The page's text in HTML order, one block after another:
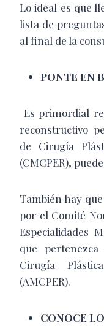
Lo ideal es que
lista de
al final de la
PONTE EN
Es primordial
reconstructivo
de Cirugía
(CMCPER),
También hay
por el Comité
Especialidades
que
Cirugía
(AMCPER).
CONOCE